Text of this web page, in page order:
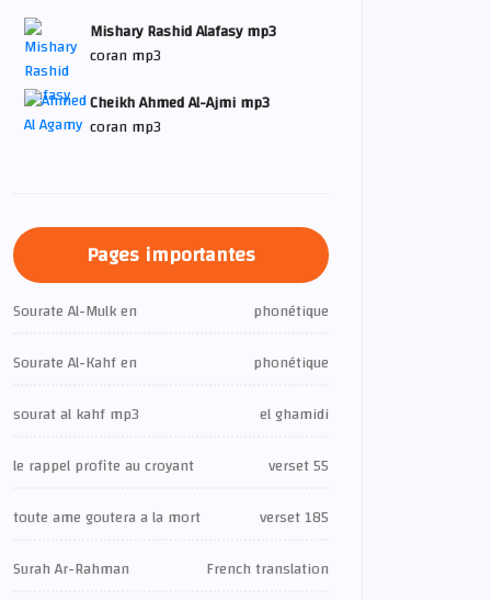
Mishary Rashid Alafasy mp3
coran mp3
Cheikh Ahmed Al-Ajmi mp3
coran mp3
Pages importantes
Sourate Al-Mulk en
phonétique
Sourate Al-Kahf en
phonétique
sourat al kahf mp3
el ghamidi
le rappel profite au croyant
verset 55
toute ame goutera a la mort
verset 185
Surah Ar-Rahman
French translation